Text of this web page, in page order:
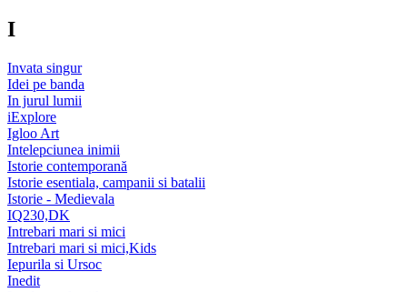
I
Invata singur
Idei pe banda
In jurul lumii
iExplore
Igloo Art
Intelepciunea inimii
Istorie contemporană
Istorie esentiala, campanii si batalii
Istorie - Medievala
IQ230,DK
Intrebari mari si mici
Intrebari mari si mici,Kids
Iepurila si Ursoc
Inedit